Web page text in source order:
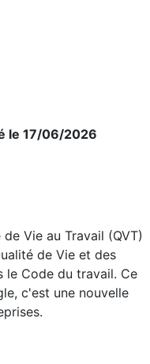
le 17/06/2026
Vie au Travail (QVT)
de Vie et des
le Code du travail. Ce
c'est une nouvelle